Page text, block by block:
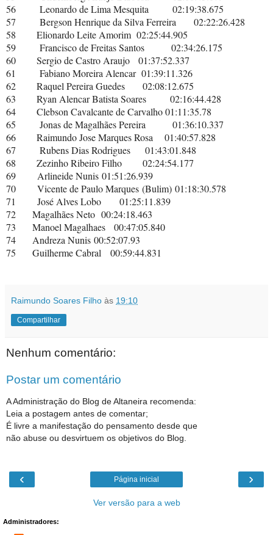
56
Leonardo de Lima Mesquita
02:19:38.675
57
Bergson Henrique da Silva Ferreira
02:22:26.428
58
Elionardo Leite Amorim 02:25:44.905
59
Francisco de Freitas Santos
02:34:26.175
60
Sergio de Castro Araujo
01:37:52.337
61
Fabiano Moreira Alencar 01:39:11.326
62
Raquel Pereira Guedes
02:08:12.675
63
Ryan Alencar Batista Soares
02:16:44.428
64
Clebson Cavalcante de Carvalho01:11:35.78
65
Jonas de Magalhães Pereira
01:36:10.337
66
Raimundo Jose Marques Rosa
01:40:57.828
67
Rubens Dias Rodrigues
01:43:01.848
68
Zezinho Ribeiro Filho
02:24:54.177
69
Arlineide Nunis 01:51:26.939
70 Vicente de Paulo Marques (Bulim) 01:18:30.578
71 José Alves Lobo 01:25:11.839
72 Magalhães Neto 00:24:18.463
73 Manoel Magalhaes
00:47:05.840
74
Andreza Nunis 00:52:07.93
75 Guilherme Cabral
00:59:44.831
Raimundo Soares Filho às 19:10
Compartilhar
Nenhum comentário:
Postar um comentário
A Administração do Blog de Altaneira recomenda:
Leia a postagem antes de comentar;
É livre a manifestação do pensamento desde que
não abuse ou desvirtuem os objetivos do Blog.
‹ ›
Página inicial
Ver versão para a web
Administradores: